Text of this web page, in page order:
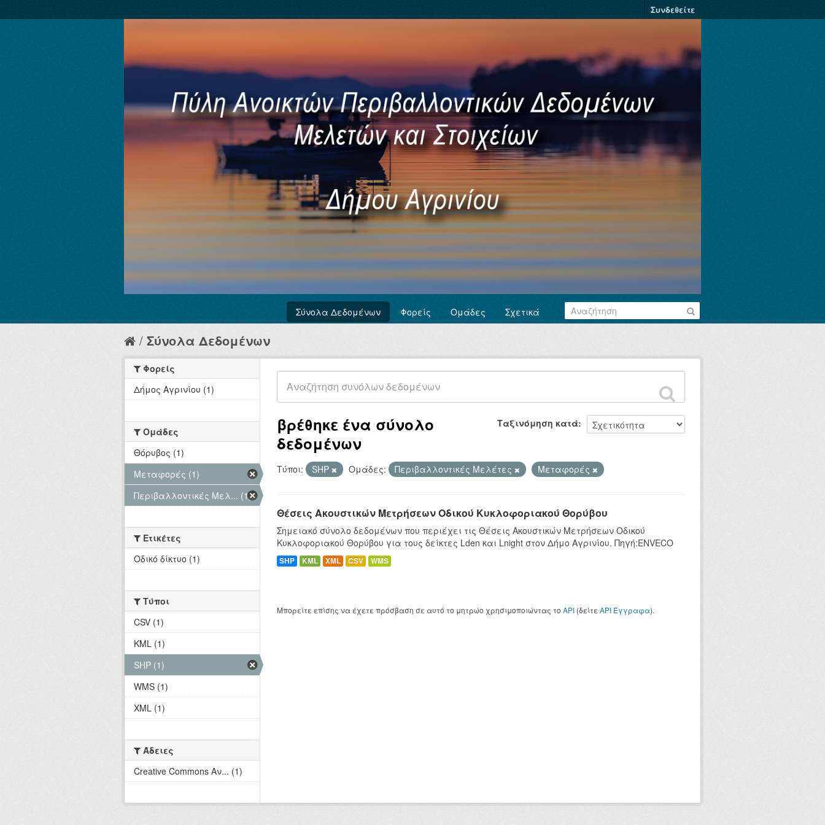
Συνδεθείτε
Σύνολα Δεδομένων Φορείς Ομάδες Σχετικά
Σύνολα Δεδομένων
Ταξινόμηση κατά
βρέθηκε ένα σύνολο
δεδομένων
Τύποι: SHP Ομάδες: Περιβαλλοντικές Μελέτες Μεταφορές
Θέσεις Ακουστικών Μετρήσεων Οδικού Κυκλοφοριακού Θορύβου
Σημειακό σύνολο δεδομένων που περιέχει τις Θέσεις Ακουστικών Μετρήσεων Οδικού
Κυκλοφοριακού Θορύβου για τους δείκτες Lden και Lnight στον Δήμο Αγρινίου. Πηγή:ENVECO
SHP KML XML CSV WMS
Μπορείτε επίσης να έχετε πρόσβαση σε αυτό το μητρώο χρησιμοποιώντας το API (δείτε API Έγγραφα).
Φορείς
Δήμος Αγρινίου (1)
Ομάδες
Θόρυβος (1)
Μεταφορές (1)
Περιβαλλοντικές Μελ... (1)
Ετικέτες
Οδικό δίκτυο (1)
Τύποι
CSV (1)
KML (1)
SHP (1)
WMS (1)
XML (1)
Άδειες
Creative Commons Αν... (1)